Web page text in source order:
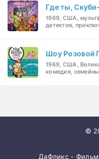
Где ты,
1969, США,
детектив,
Шоу Розовой
1969, США,
комедия,
©
ДаФликс -